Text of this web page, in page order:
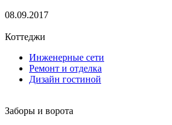
08.09.2017
Коттеджи
Инженерные сети
Ремонт и отделка
Дизайн гостиной
Заборы и ворота